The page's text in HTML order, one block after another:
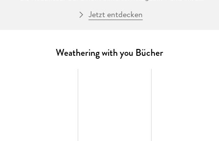
Seitdem regnet es unaufhörlich. . . Und dann trifft Hodaka
Kopf stellen!
Jetzt entdecken
Weathering with you Bücher